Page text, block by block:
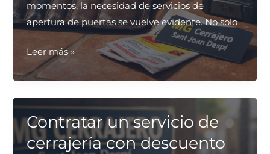
momentos, la necesidad de servicios de
apertura de puertas se vuelve evidente. No solo
Comprar
servicios
de
apertura
de
puertas
a
Leer más »
Contratar un servicio de
cerrajería con descuento